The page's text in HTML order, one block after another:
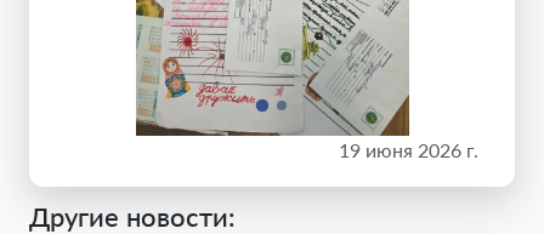
19 июня 2026 г.
Другие новости: